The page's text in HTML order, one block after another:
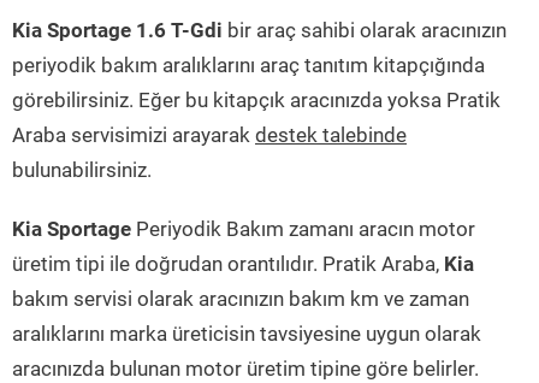
Kia Sportage 1.6 T-Gdi bir araç sahibi olarak aracınızın
periyodik bakım aralıklarını araç tanıtım kitapçığında
görebilirsiniz. Eğer bu kitapçık aracınızda yoksa Pratik
Araba servisimizi arayarak destek talebinde
bulunabilirsiniz.
Kia Sportage Periyodik Bakım zamanı aracın motor
üretim tipi ile doğrudan orantılıdır. Pratik Araba, Kia
bakım servisi olarak aracınızın bakım km ve zaman
aralıklarını marka üreticisin tavsiyesine uygun olarak
aracınızda bulunan motor üretim tipine göre belirler.